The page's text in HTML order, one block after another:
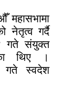
नेतृत्व गर्दै
गते संयुक्त
थिए ।
गते स्वदेश